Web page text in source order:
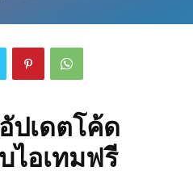
ปเดตโค้ด
ไอเทมฟรี